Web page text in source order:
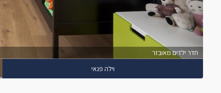
חדר ילדים מאובזר
וילה פנאי